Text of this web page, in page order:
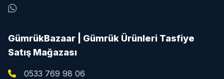
GümrükBazaar | Gümrük Ürünleri Tasfiye
Satış Mağazası
0533 769 98 06